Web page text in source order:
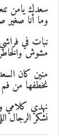
سعدك يامن
وما أنا صغير
نبات في
مشوش
منين كان
نخطفها من
نهدي كلامي
نشكر الرجال